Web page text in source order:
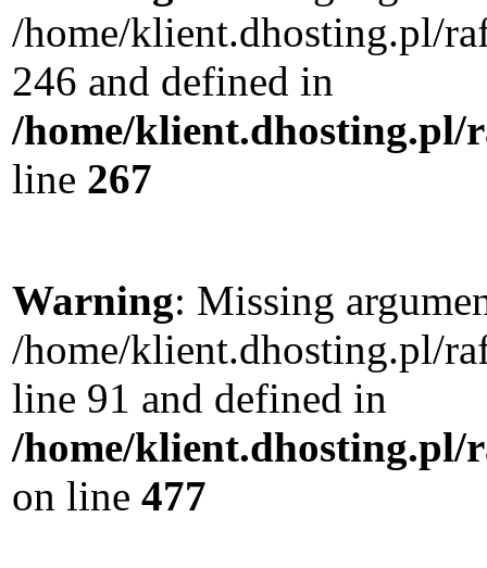
/home/klient.dhosting.pl/
246 and defined in
/home/klient.dhosting.pl/
line 267
Warning: Missing
/home/klient.dhosting.pl/
line 91 and defined in
/home/klient.dhosting.pl/
on line 477